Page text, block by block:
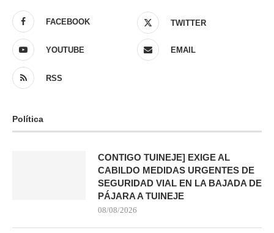
FACEBOOK TWITTER
YOUTUBE EMAIL
RSS
Política
CONTIGO TUINEJE] EXIGE AL
CABILDO MEDIDAS URGENTES DE
SEGURIDAD VIAL EN LA BAJADA DE
PÁJARA A TUINEJE
08/08/2026